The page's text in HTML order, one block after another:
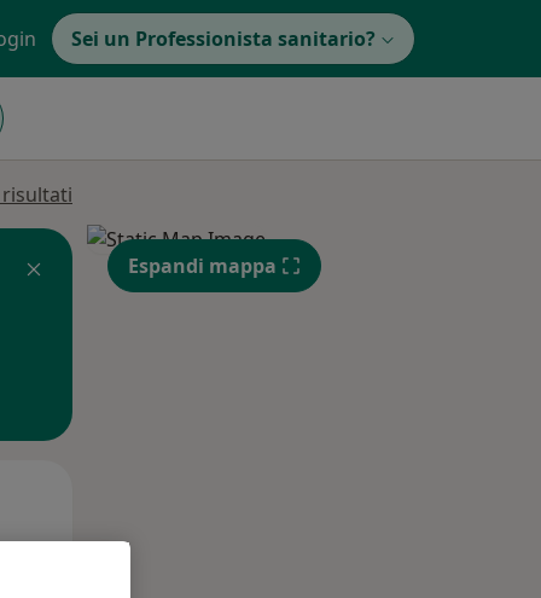
Sei un Professionista sanitario?
Espandi mappa